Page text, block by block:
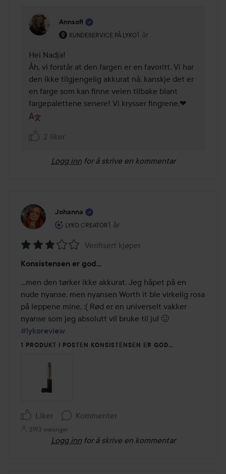
Annsofi
KUNDESERVICE PÅ LYKO
Brukerens rolle: Kundeservice på Lyko.
1 år
Kommentaren lades 1 år
Hei Nadja!
Åh, vi forstår at den fargen er en favoritt. Vi har
den ikke tilgjengelig akkurat nå, kanskje det er
en farge som kan finne veien tilbake blant
2 liker
Logg inn for å skrive en kommentar
Johanna
LYKO CREATOR
Brukerens rolle: Lyko Creator.
1 år
Innlegget ble opprettet 1 år
3
av
5
Verifisert kjøper
Konsistensen er god…
…men den tørker ikke akkurat. Jeg håpet på en
nude nyanse, men nyansen Worth it ble virkelig rosa
på leppene mine. :( Rød er en universelt vakker
#lykoreview
1 PRODUKT I POSTEN KONSISTENSEN ER GOD…
Liker Kommenter
2193 visninger
Logg inn for å skrive en kommentar